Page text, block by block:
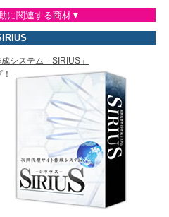
に関連する商材▼
システム「SIRIUS」